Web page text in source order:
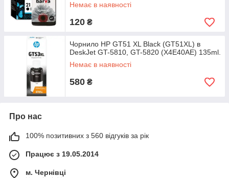
Немає в наявності
120 ₴
Чорнило HP GT51 XL Black (GT51XL) в
DeskJet GT-5810, GT-5820 (X4E40AE) 135ml.
Немає в наявності
580 ₴
Про нас
100% позитивних з 560 відгуків за рік
Працює з 19.05.2014
м. Чернівці